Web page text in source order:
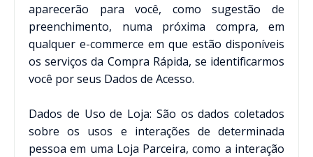
aparecerão para você, como sugestão de
preenchimento, numa próxima compra, em
qualquer e-commerce em que estão disponíveis
os serviços da Compra Rápida, se identificarmos
você por seus Dados de Acesso.
Dados de Uso de Loja: São os dados coletados
sobre os usos e interações de determinada
pessoa em uma Loja Parceira, como a interação